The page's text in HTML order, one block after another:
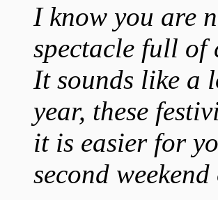
I know you are
spectacle full of
It sounds like a
year, these
it is easier for
second